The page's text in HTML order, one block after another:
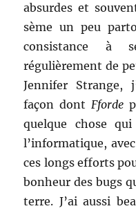
absurdes et
sème un peu
consistance à
régulièrement de
Jennifer Strange,
façon dontFforde
quelque chose
l’informatique,
ces longs efforts
bonheur des bugs
terre. J’ai aussi